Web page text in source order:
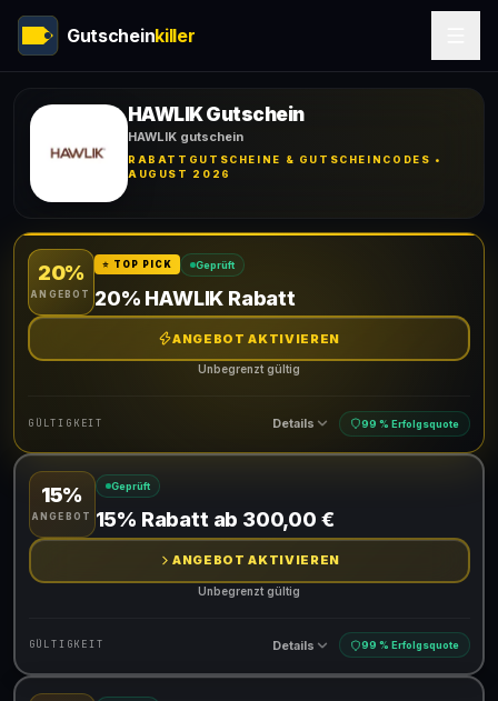
Gutscheinkiller
HAWLIK Gutschein
HAWLIK gutschein
RABATTGUTSCHEINE & GUTSCHEINCODES •
AUGUST 2026
20%
ANGEBOT
⭐ TOP PICK Geprüft
20% HAWLIK Rabatt
ANGEBOT AKTIVIEREN
Unbegrenzt gültig
GÜLTIGKEIT Details 99 % Erfolgsquote
Gültig für teilnehmende Produkte
15%
ANGEBOT
Geprüft
15% Rabatt ab 300,00 €
ANGEBOT AKTIVIEREN
Unbegrenzt gültig
GÜLTIGKEIT Details 99 % Erfolgsquote